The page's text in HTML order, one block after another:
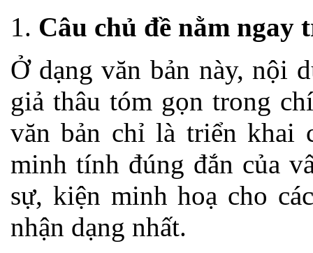
Câu chủ đề nằm ngay
Ở dạng văn bản này, nội
giả thâu tóm gọn trong
văn bản chỉ là triển khai
minh tính đúng đắn của
sự, kiện minh hoạ cho
nhận dạng nhất.